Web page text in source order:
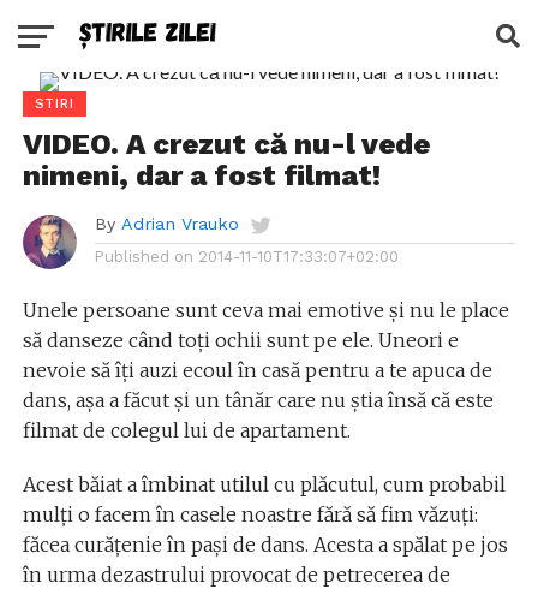
STIRI
VIDEO. A crezut că nu-l vede
nimeni, dar a fost filmat!
By Adrian Vrauko
Published on 2014-11-10T17:33:07+02:00
Unele persoane sunt ceva mai emotive și nu le place
să danseze când toți ochii sunt pe ele. Uneori e
nevoie să îți auzi ecoul în casă pentru a te apuca de
dans, așa a făcut și un tânăr care nu știa însă că este
filmat de colegul lui de apartament.
Acest băiat a îmbinat utilul cu plăcutul, cum probabil
mulți o facem în casele noastre fără să fim văzuți:
făcea curățenie în pași de dans. Acesta a spălat pe jos
în urma dezastrului provocat de petrecerea de